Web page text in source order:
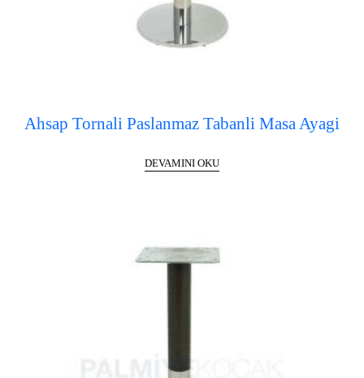
Ahsap Tornali Paslanmaz Tabanli Masa Ayagi
DEVAMINI OKU